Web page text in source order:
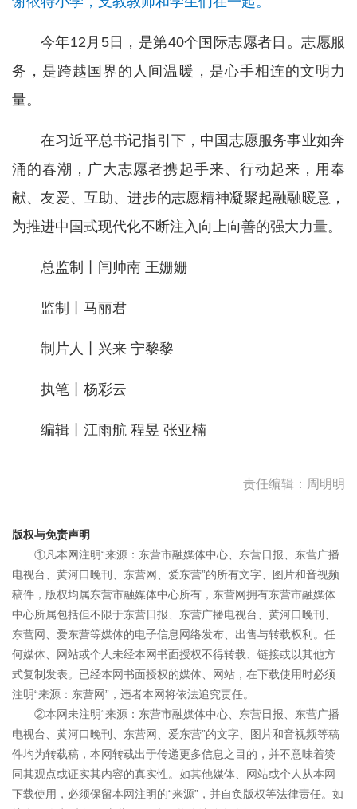
今年12月5日，是第40个国际志愿者日。志愿服
务，是跨越国界的人间温暖，是心手相连的文明力
量。
在习近平总书记指引下，中国志愿服务事业如奔
涌的春潮，广大志愿者携起手来、行动起来，用奉
献、友爱、互助、进步的志愿精神凝聚起融融暖意，
为推进中国式现代化不断注入向上向善的强大力量。
总监制丨闫帅南 王姗姗
监制丨马丽君
制片人丨兴来 宁黎黎
执笔丨杨彩云
编辑丨江雨航 程昱 张亚楠
责任编辑：周明明
版权与免责声明
①凡本网注明“来源：东营市融媒体中心、东营日报、东营广播
电视台、黄河口晚刊、东营网、爱东营”的所有文字、图片和音视频
稿件，版权均属东营市融媒体中心所有，东营网拥有东营市融媒体
中心所属包括但不限于东营日报、东营广播电视台、黄河口晚刊、
东营网、爱东营等媒体的电子信息网络发布、出售与转载权利。任
何媒体、网站或个人未经本网书面授权不得转载、链接或以其他方
式复制发表。已经本网书面授权的媒体、网站，在下载使用时必须
注明“来源：东营网”，违者本网将依法追究责任。
②本网未注明“来源：东营市融媒体中心、东营日报、东营广播
电视台、黄河口晚刊、东营网、爱东营”的文字、图片和音视频等稿
件均为转载稿，本网转载出于传递更多信息之目的，并不意味着赞
同其观点或证实其内容的真实性。如其他媒体、网站或个人从本网
下载使用，必须保留本网注明的“来源”，并自负版权等法律责任。如